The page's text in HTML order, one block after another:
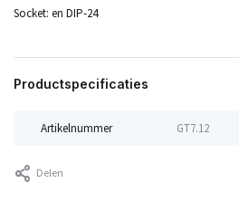
Socket: en DIP-24
Productspecificaties
Artikelnummer GT7.12
Delen